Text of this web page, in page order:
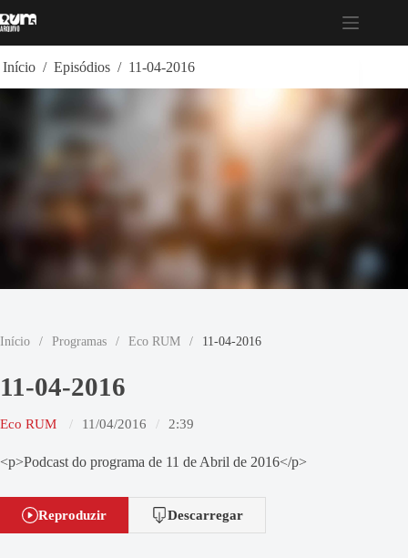
para
Início / Episódios / 11-04-2016
Início / Programas / Eco RUM / 11-04-2016
11-04-2016
Eco RUM 11/04/2016 2:39
<p>Podcast do programa de 11 de Abril de 2016</p>
Reproduzir Descarregar